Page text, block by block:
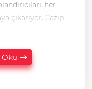
her
çıkarıyor. Cazip
Oku